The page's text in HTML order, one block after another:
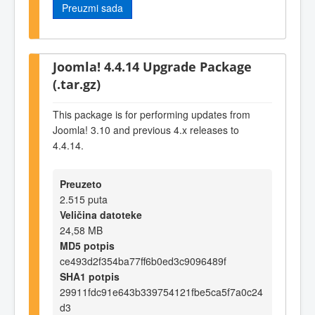
Preuzmi sada
Joomla! 4.4.14 Upgrade Package
(.tar.gz)
This package is for performing updates from
Joomla! 3.10 and previous 4.x releases to
4.4.14.
Preuzeto
2.515 puta
Veličina datoteke
24,58 MB
MD5 potpis
ce493d2f354ba77ff6b0ed3c9096489f
SHA1 potpis
29911fdc91e643b339754121fbe5ca5f7a0c24
d3